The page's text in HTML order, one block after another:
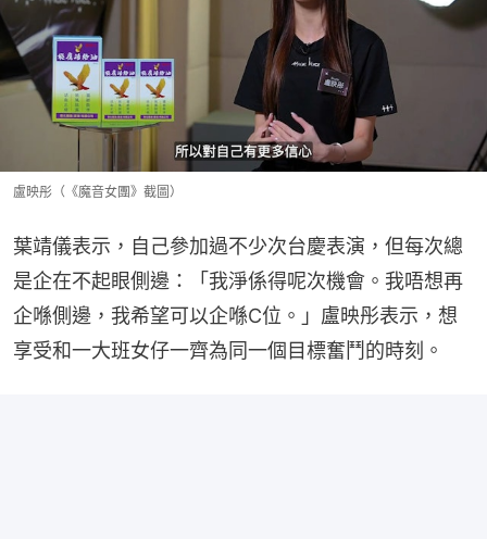
盧映彤（《魔音女團》截圖）
葉靖儀表示，自己參加過不少次台慶表演，但每次總
是企在不起眼側邊：「我淨係得呢次機會。我唔想再
企喺側邊，我希望可以企喺C位。」盧映彤表示，想
享受和一大班女仔一齊為同一個目標奮鬥的時刻。